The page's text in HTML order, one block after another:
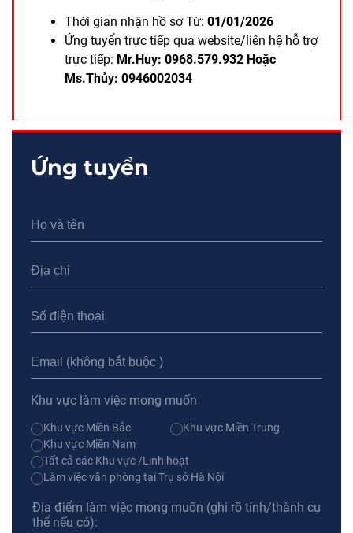
Thời gian nhận hồ sơ Từ: 01/01/2026
Ứng tuyển trực tiếp qua website/ liên hệ hỗ trợ
trực tiếp: Mr.Huy: 0968.579.932 Hoặc
Ms.Thủy: 0946002034
Ứng tuyển
Khu vực làm việc mong muốn
Khu vực Miền Bắc
Khu vực Miền Trung
Khu vực Miền Nam
Tất cả các Khu vực /Linh hoạt
Làm việc văn phòng tại Trụ sở Hà Nội